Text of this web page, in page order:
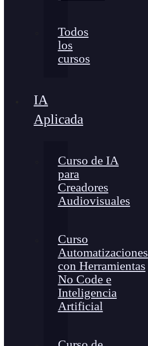
Todos
los
cursos
IA
Aplicada
Curso de IA
para
Creadores
Audiovisuales
Curso
Automatizaciones
con Herramientas
No Code e
Inteligencia
Artificial